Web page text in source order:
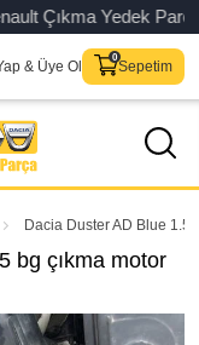
Çıkma Yedek
& Üye Ol Sepetim
Dacia Duster AD Blue 1.5
bg çıkma motor